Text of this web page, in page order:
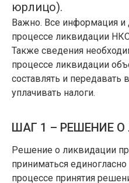
юрлицо).
Важно. Все информация и
процессе ликвидации
Также сведения
процессе ликвидации
составлять и передавать
уплачивать налоги.
ШАГ 1 – РЕШЕНИЕ
Решение о ликвидации
приниматься
процессе принятия